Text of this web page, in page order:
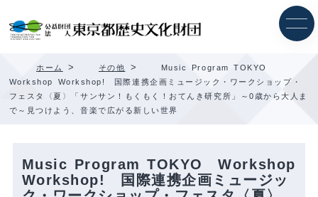
ッ
ホーム > その他 >
Music Program TOKYO
Workshop Workshop! 国際連携企画ミュージック・ワークショップ・
フェスタ〈夏〉「サンサン！もくもく！おてんき研究所」～0歳から大人ま
で～見つけよう、音楽で広がる新しい世界
Music Program TOKYO Workshop
Workshop! 国際連携企画ミュージッ